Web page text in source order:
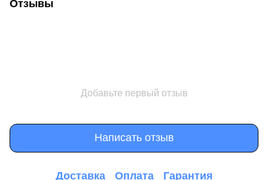
Отзывы
Добавьте первый отзыв
Написать отзыв
Доставка Оплата Гарантия